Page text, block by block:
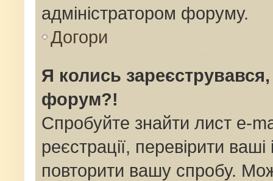
адміністратором форуму.
Догори
Я колись
форум?!
Спробуйте знайти лист e-
реєстрації, перевірити
повторити вашу спробу.